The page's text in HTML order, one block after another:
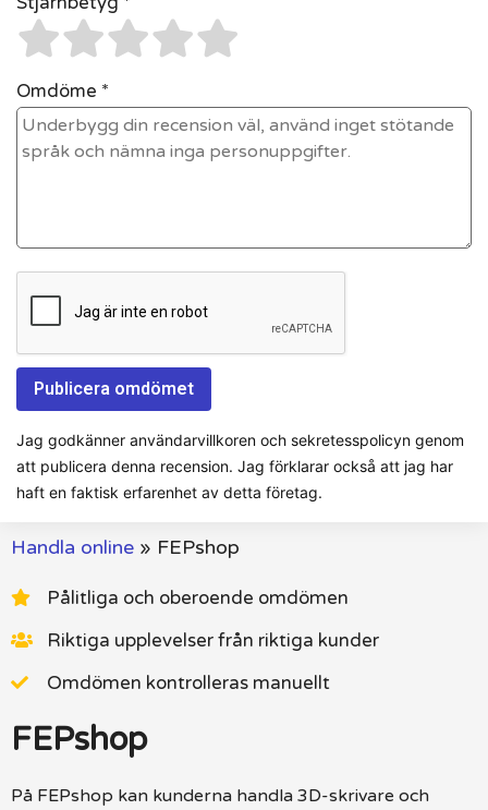
Omdöme *
Jag godkänner användarvillkoren och sekretesspolicyn genom
att publicera denna recension. Jag förklarar också att jag har
haft en faktisk erfarenhet av detta företag.
Handla online » FEPshop
Pålitliga och oberoende omdömen
Riktiga upplevelser från riktiga kunder
Omdömen kontrolleras manuellt
FEPshop
På FEPshop kan kunderna handla 3D-skrivare och